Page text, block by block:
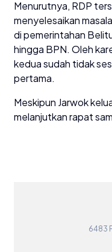
Menurutnya, RDP
menyelesaikan
di pemerintahan
hingga BPN. Oleh
kedua sudah tidak
pertama.
Meskipun Jarwok
melanjutkan rapat
6483